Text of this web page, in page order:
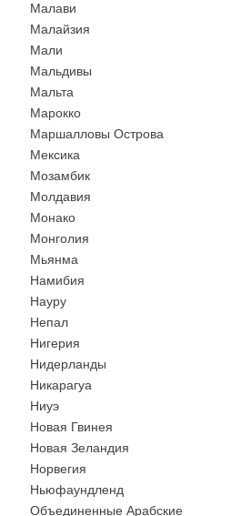
Малави
Малайзия
Мали
Мальдивы
Мальта
Марокко
Маршалловы Острова
Мексика
Мозамбик
Молдавия
Монако
Монголия
Мьянма
Намибия
Науру
Непал
Нигерия
Нидерланды
Никарагуа
Ниуэ
Новая Гвинея
Новая Зеландия
Норвегия
Ньюфаундленд
Объединенные Арабские